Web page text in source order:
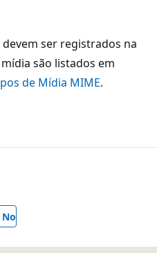
ser registrados na
são listados em
de Mídia MIME.
No